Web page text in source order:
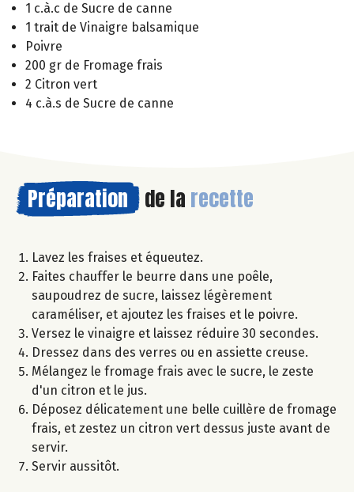
1 c.à.c de Sucre de canne
1 trait de Vinaigre balsamique
Poivre
200 gr de Fromage frais
2 Citron vert
4 c.à.s de Sucre de canne
Préparation de la recette
Lavez les fraises et équeutez.
Faites chauffer le beurre dans une poêle,
saupoudrez de sucre, laissez légèrement
caraméliser, et ajoutez les fraises et le poivre.
Versez le vinaigre et laissez réduire 30 secondes.
Dressez dans des verres ou en assiette creuse.
Mélangez le fromage frais avec le sucre, le zeste
d'un citron et le jus.
Déposez délicatement une belle cuillère de fromage
frais, et zestez un citron vert dessus juste avant de
servir.
Servir aussitôt.